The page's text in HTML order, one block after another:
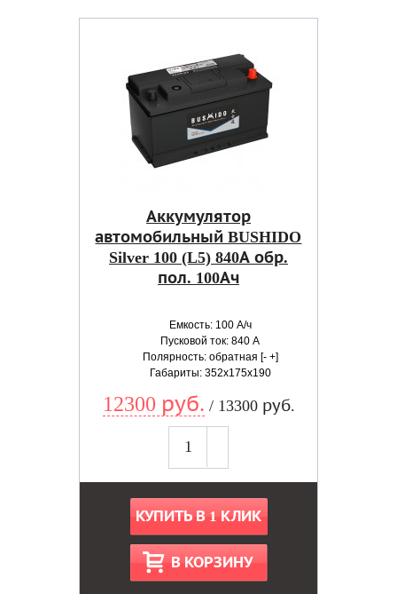
Аккумулятор
автомобильный BUSHIDO
Silver 100 (L5) 840А обр.
пол. 100Ач
Емкость: 100 А/ч
Пусковой ток: 840 А
Полярность: обратная [- +]
Габариты: 352x175x190
12300 руб. / 13300 руб.
КУПИТЬ В 1 КЛИК
В КОРЗИНУ